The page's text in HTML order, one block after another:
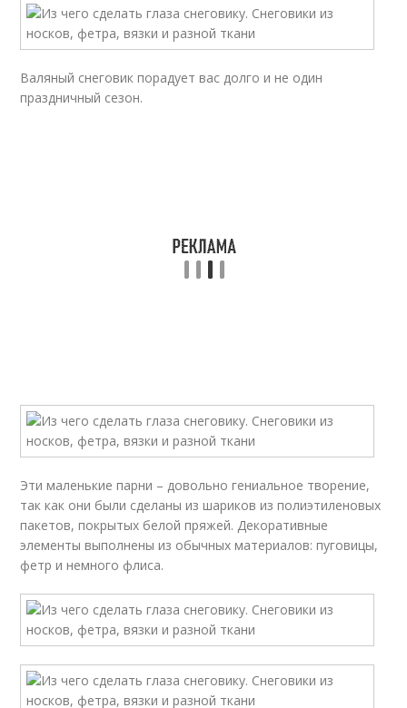
Валяный снеговик порадует вас долго и не один
праздничный сезон.
Эти маленькие парни – довольно гениальное творение,
так как они были сделаны из шариков из полиэтиленовых
пакетов, покрытых белой пряжей. Декоративные
элементы выполнены из обычных материалов: пуговицы,
фетр и немного флиса.